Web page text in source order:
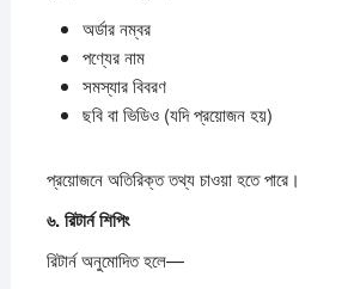
অর্ডার নম্বর
পণ্যের নাম
সমস্যার বিবরণ
ছবি বা ভিডিও (যদি প্রয়োজন হয়)
প্রয়োজনে অতিরিক্ত তথ্য চাওয়া হতে পারে।
৬.রিটার্নশিপিং
রিটার্ন অনুমোদিত হলে—